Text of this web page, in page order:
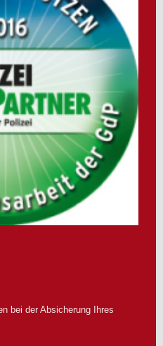
bei der Absicherung Ihres